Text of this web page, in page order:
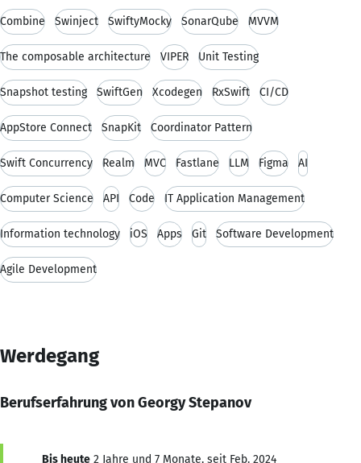
Combine Swinject SwiftyMocky SonarQube MVVM
The composable architecture VIPER Unit Testing
Snapshot testing SwiftGen Xcodegen RxSwift CI/CD
AppStore Connect SnapKit Coordinator Pattern
Swift Concurrency Realm MVC Fastlane LLM Figma AI
Computer Science API Code IT Application Management
Information technology iOS Apps Git Software Development
Agile Development
Werdegang
Berufserfahrung von Georgy Stepanov
Bis heute 2 Jahre und 7 Monate, seit Feb. 2024